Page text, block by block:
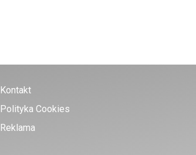
Kontakt
Polityka Cookies
Reklama